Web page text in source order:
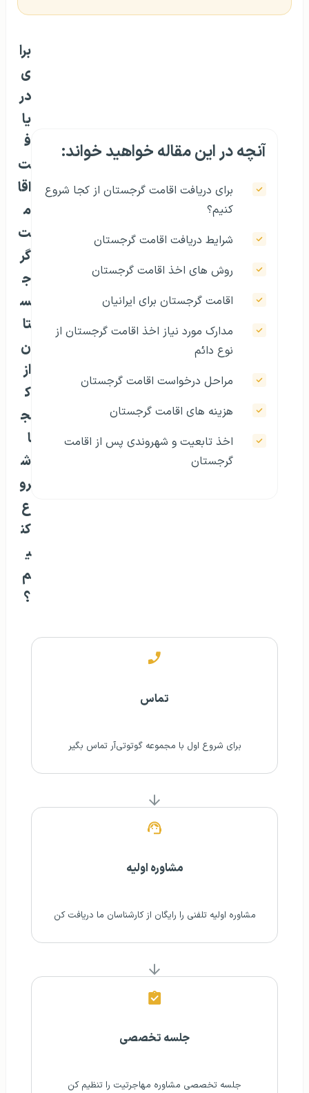
آنچه در این مقاله خواهید خواند:
برای دریافت اقامت گرجستان از کجا شروع
کنیم؟
شرایط دریافت اقامت گرجستان
روش‌‌ های اخذ اقامت گرجستان
اقامت گرجستان برای ایرانیان
مدارک مورد نیاز اخذ اقامت گرجستان از
نوع دائم
مراحل درخواست اقامت گرجستان
هزینه‌ های اقامت گرجستان
اخذ تابعیت و شهروندی پس از اقامت
گرجستان
برا
ی
در
یا
ف
ت
اقا
م
ت
گر
ج
س
تا
ن
از
ک
ج
ا
ش
رو
ع
کن
ی
م
؟
تماس
برای شروع اول با مجموعه گوتوتی‌آر تماس بگیر
مشاوره اولیه
مشاوره اولیه تلفنی‌ را رایگان از کارشناسان ما دریافت کن
جلسه تخصصی
جلسه تخصصی مشاوره مهاجرتیت را تنظیم کن